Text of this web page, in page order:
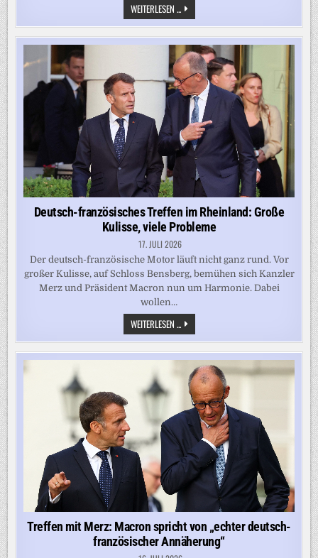
WEITERLESEN ...TRUMP
WIRFT
CHINA
DIEBSTAHL
VON
DATEN
VOR
US-
PRÄSIDENTSCHAFTSWAHL
2020
VOR
NEWS
KOMPAKT:
DAS
WICHTIGSTE
KURZ
GEFASST
Deutsch-französisches Treffen im Rheinland: Große
Kulisse, viele Probleme
17. JULI 2026
Der deutsch-französische Motor läuft nicht ganz rund. Vor
großer Kulisse, auf Schloss Bensberg, bemühen sich Kanzler
Merz und Präsident Macron nun um Harmonie. Dabei
wollen…
WEITERLESEN ... DEUTSCH-
FRANZÖSISCHES
TREFFEN
IM
RHEINLAND:
GROSSE K
ULISSE, V
IELE P
ROBLEME
Treffen mit Merz: Macron spricht von „echter deutsch-
französischer Annäherung“